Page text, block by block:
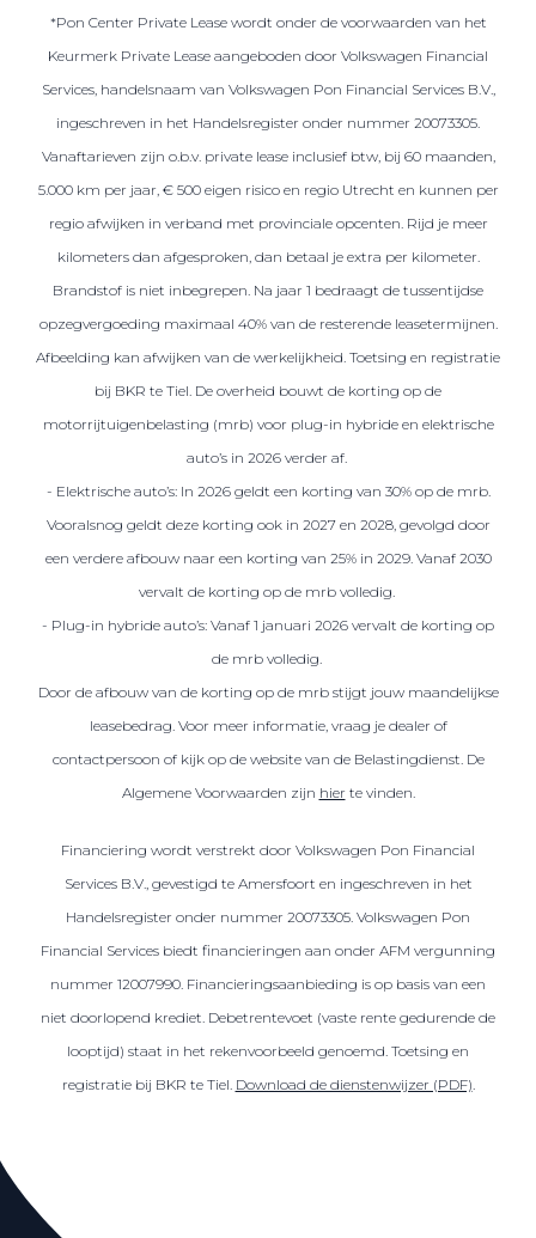
*Pon Center Private Lease wordt onder de voorwaarden van het
Keurmerk Private Lease aangeboden door Volkswagen Financial
Services, handelsnaam van Volkswagen Pon Financial Services B.V.,
ingeschreven in het Handelsregister onder nummer 20073305.
Vanaftarieven zijn o.b.v. private lease inclusief btw, bij 60 maanden,
5.000 km per jaar, € 500 eigen risico en regio Utrecht en kunnen per
regio afwijken in verband met provinciale opcenten. Rijd je meer
kilometers dan afgesproken, dan betaal je extra per kilometer.
Brandstof is niet inbegrepen. Na jaar 1 bedraagt de tussentijdse
opzegvergoeding maximaal 40% van de resterende leasetermijnen.
Afbeelding kan afwijken van de werkelijkheid. Toetsing en registratie
bij BKR te Tiel. De overheid bouwt de korting op de
motorrijtuigenbelasting (mrb) voor plug-in hybride en elektrische
auto’s in 2026 verder af.
- Elektrische auto’s: In 2026 geldt een korting van 30% op de mrb.
Vooralsnog geldt deze korting ook in 2027 en 2028, gevolgd door
een verdere afbouw naar een korting van 25% in 2029. Vanaf 2030
vervalt de korting op de mrb volledig.
- Plug-in hybride auto’s: Vanaf 1 januari 2026 vervalt de korting op
de mrb volledig.
Door de afbouw van de korting op de mrb stijgt jouw maandelijkse
leasebedrag. Voor meer informatie, vraag je dealer of
contactpersoon of kijk op de website van de Belastingdienst. De
Algemene Voorwaarden zijn hier te vinden.
Financiering wordt verstrekt door Volkswagen Pon Financial
Services B.V., gevestigd te Amersfoort en ingeschreven in het
Handelsregister onder nummer 20073305. Volkswagen Pon
Financial Services biedt financieringen aan onder AFM vergunning
nummer 12007990. Financieringsaanbieding is op basis van een
niet doorlopend krediet. Debetrentevoet (vaste rente gedurende de
looptijd) staat in het rekenvoorbeeld genoemd. Toetsing en
registratie bij BKR te Tiel. Download de dienstenwijzer (PDF).